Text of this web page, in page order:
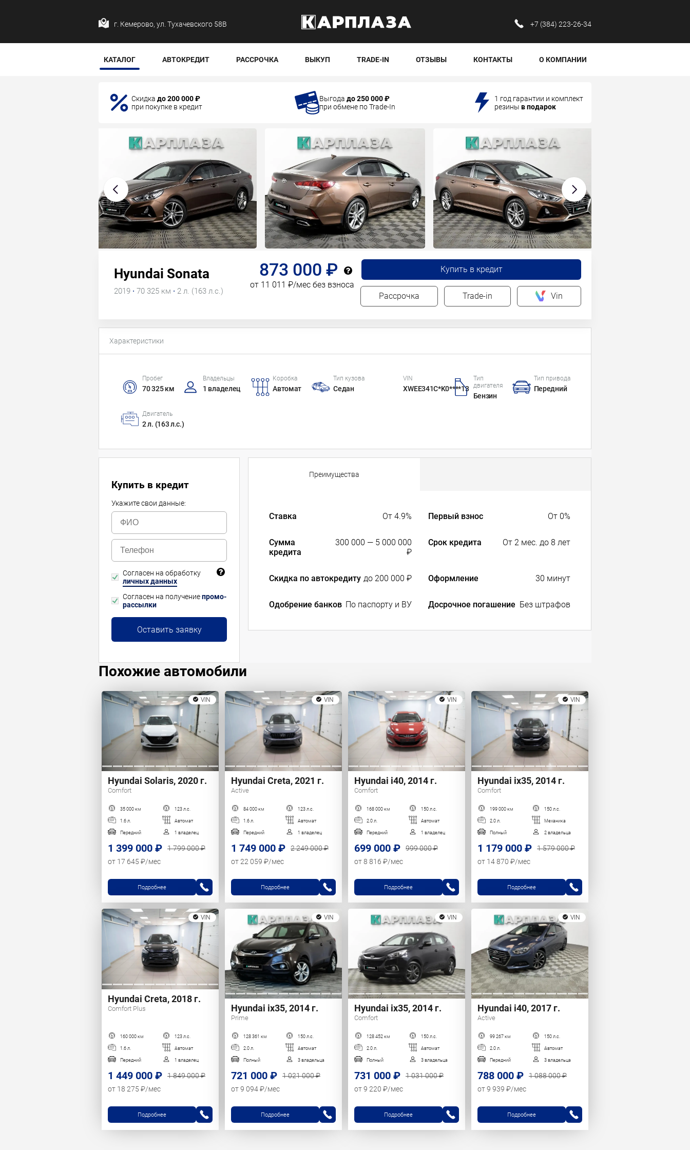
г. Кемерово, ул. Тухачевского 58В ‪+7 (384) 223-26-34‬
КАТАЛОГ АВТОКРЕДИТ РАССРОЧКА ВЫКУП TRADE-IN ОТЗЫВЫ КОНТАКТЫ О КОМПАНИИ
Скидка до 200 000 ₽
при покупке в кредит
Выгода до 250 000 ₽
при обмене по Trade-In
1 год гарантии и комплект
резины в подарок
Hyundai Sonata
2019 · 70 325 км · 2 л. (163 л.с.)
Купить в кредит
Рассрочка Trade-in Vin
873 000 ₽
от 11 011 ₽/мес без взноса
Характеристики
Пробег
70 325 км
Владельцы
1 владелец
Коробка
Автомат
Тип кузова
Седан
VIN
XWEE341C*K0****13
Тип
двигателя
Бензин
Тип привода
Передний
Двигатель
2 л. (163 л.с.)
Преимущества
Ставка От 4.9% Первый взнос От 0%
Сумма
кредита
300 000 — 5 000 000
₽
Срок кредита От 2 мес. до 8 лет
Скидка по автокредиту до 200 000 ₽ Оформление 30 минут
Одобрение банков По паспорту и ВУ Досрочное погашение Без штрафов
Купить в кредит
Укажите свои данные:
Согласен на обработку
личных данных
Согласен на получениепромо-
рассылки
Оставить заявку
Похожие автомобили
VIN
Hyundai Solaris, 2020 г.
Comfort
35 000 км 123 л.с.
1.6 л. Автомат
Передний 1 владелец
1 399 000 ₽
1 799 000 ₽
от 17 645 ₽/мес
Подробнее
VIN
Hyundai Creta, 2021 г.
Active
84 000 км 123 л.с.
1.6 л. Автомат
Передний 1 владелец
1 749 000 ₽
2 249 000 ₽
от 22 059 ₽/мес
Подробнее
VIN
Hyundai i40, 2014 г.
Comfort
168 000 км 150 л.с.
2.0 л. Автомат
Передний 1 владелец
699 000 ₽
999 000 ₽
от 8 816 ₽/мес
Подробнее
VIN
Hyundai ix35, 2014 г.
Comfort
199 000 км 150 л.с.
2.0 л. Механика
Полный 2 владельца
1 179 000 ₽
1 579 000 ₽
от 14 870 ₽/мес
Подробнее
VIN
Hyundai Creta, 2018 г.
Comfort Plus
160 000 км 123 л.с.
1.6 л. Автомат
Передний 1 владелец
1 449 000 ₽
1 849 000 ₽
от 18 275 ₽/мес
Подробнее
VIN
Hyundai ix35, 2014 г.
Prime
128 361 км 150 л.с.
2.0 л. Автомат
Полный 3 владельца
721 000 ₽
1 021 000 ₽
от 9 094 ₽/мес
Подробнее
VIN
Hyundai ix35, 2014 г.
Comfort
128 452 км 150 л.с.
2.0 л. Автомат
Полный 3 владельца
731 000 ₽
1 031 000 ₽
от 9 220 ₽/мес
Подробнее
VIN
Hyundai i40, 2017 г.
Active
99 267 км 150 л.с.
2.0 л. Автомат
Передний 3 владельца
788 000 ₽
1 088 000 ₽
от 9 939 ₽/мес
Подробнее